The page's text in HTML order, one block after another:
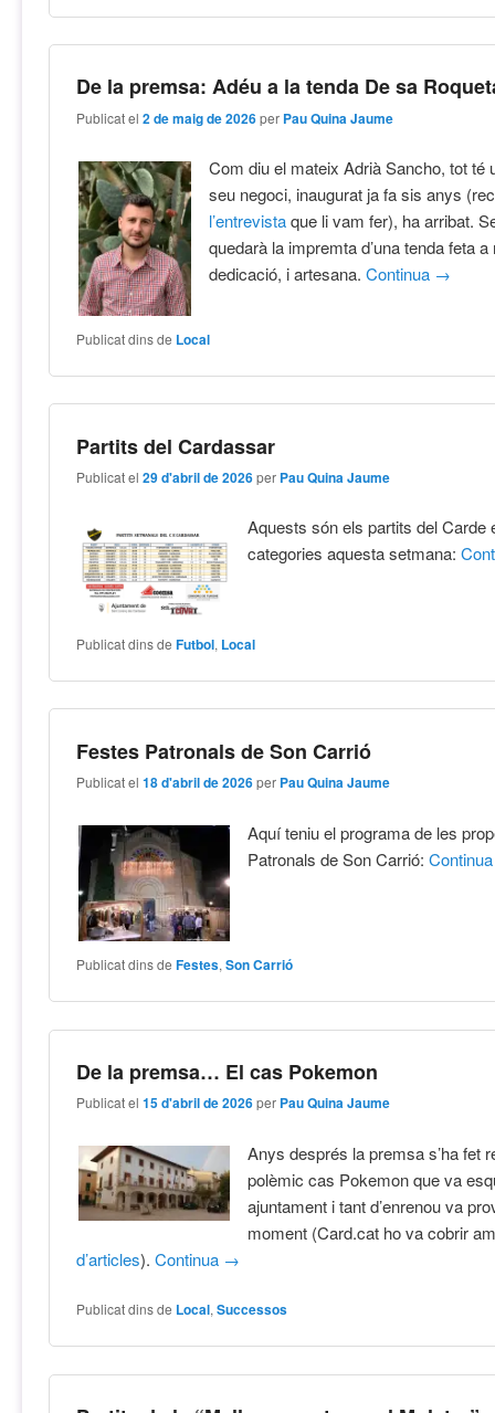
De la premsa: Adéu a la tenda De sa
Publicat el2 de maig de 2026 per Pau Quina Jaume
Com diu el mateix Adrià Sancho, tot té
seu negoci, inaugurat ja fa sis anys
l’entrevistaque li vam fer), ha arribat.
quedarà la impremta d’una tenda feta
dedicació, i artesana.Continua →
Publicat dins de Local
Partits del Cardassar
Publicat el29 d'abril de 2026 per Pau Quina Jaume
Aquests són els partits del Carde
categories aquesta setmana:
Publicat dins de Futbol, Local
Festes Patronals de Son Carrió
Publicat el18 d'abril de 2026 per Pau Quina Jaume
Aquí teniu el programa de les
Patronals de Son Carrió:
Publicat dins de Festes,Son Carrió
De la premsa… El cas Pokemon
Publicat el15 d'abril de 2026 per Pau Quina Jaume
Anys després la premsa s’ha fet
polèmic cas Pokemon que va
ajuntament i tant d’enrenou va
moment (Card.cat ho va cobrir
d’articles).Continua →
Publicat dins de Local,Successos